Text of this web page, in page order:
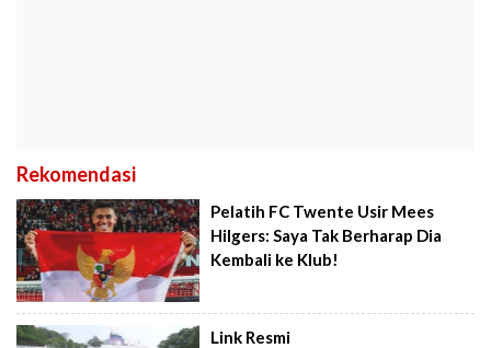
Rekomendasi
Pelatih FC Twente Usir Mees
Hilgers: Saya Tak Berharap Dia
Kembali ke Klub!
Link Resmi